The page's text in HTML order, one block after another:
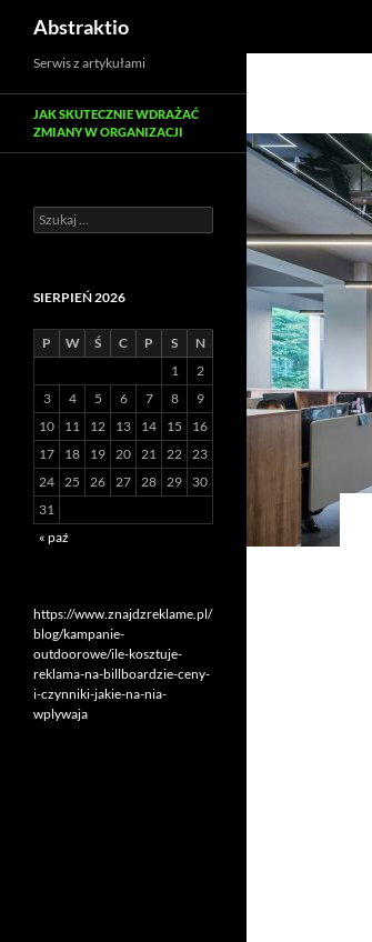
Abstraktio
Serwis z artykułami
JAK SKUTECZNIE WDRAŻAĆ
ZMIANY W ORGANIZACJI
Szukaj:
SIERPIEŃ 2026
P W Ś C P S
N
1
2
3
4 5 6 7 8
9
10
11 12 13 14 15
16
17
18 19 20 21 22 23
24 25 26 27 28 29
30
31
« paź
https://www.znajdzreklame.pl/
blog/kampanie-
outdoorowe/ile-kosztuje-
reklama-na-billboardzie-ceny-
i-czynniki-jakie-na-nia-
wplywaja